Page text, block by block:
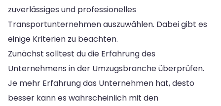
zuverlässiges und professionelles
Transportunternehmen auszuwählen. Dabei gibt es
einige Kriterien zu beachten.
Zunächst solltest du die Erfahrung des
Unternehmens in der Umzugsbranche überprüfen.
Je mehr Erfahrung das Unternehmen hat, desto
besser kann es wahrscheinlich mit den